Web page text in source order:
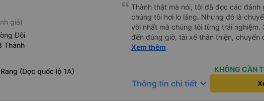
giá)
Đôi
Thành
(Dọc quốc lộ 1A)
Thành thật mà nói, tôi đã đọc các đánh
chúng tôi hơi lo lắng. Nhưng đó là
vời nhất mà chúng tôi từng trải nghiệm.
đến đúng giờ, tài xế thân thiện, chuyến
vẫn hơi xóc, nhưng đó là đặc trưng của
Xem thêm
KHÔNG CẦN
Thông tin chi tiết keyboard_arrow_down